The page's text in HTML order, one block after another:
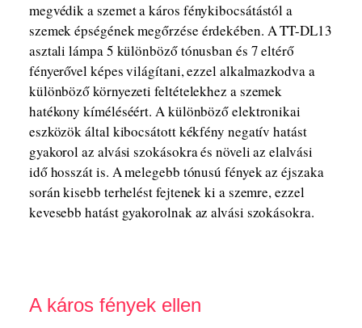
megvédik a szemet a káros fénykibocsátástól a
szemek épségének megőrzése érdekében. A TT-DL13
asztali lámpa 5 különböző tónusban és 7 eltérő
fényerővel képes világítani, ezzel alkalmazkodva a
különböző környezeti feltételekhez a szemek
hatékony kíméléséért. A különböző elektronikai
eszközök által kibocsátott kékfény negatív hatást
gyakorol az alvási szokásokra és növeli az elalvási
idő hosszát is. A melegebb tónusú fények az éjszaka
során kisebb terhelést fejtenek ki a szemre, ezzel
kevesebb hatást gyakorolnak az alvási szokásokra.
A káros fények ellen